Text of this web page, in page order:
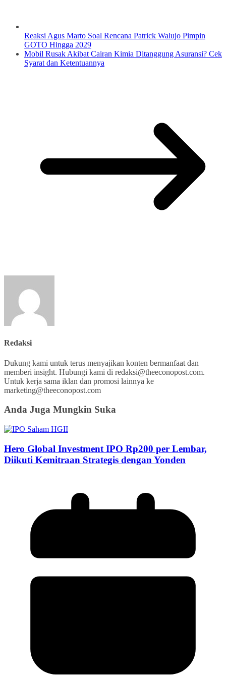
Reaksi Agus Marto Soal Rencana Patrick Walujo Pimpin
GOTO Hingga 2029
Mobil Rusak Akibat Cairan Kimia Ditanggung Asuransi? Cek
Syarat dan Ketentuannya
Redaksi
Dukung kami untuk terus menyajikan konten bermanfaat dan
memberi insight. Hubungi kami di redaksi@theeconopost.com.
Untuk kerja sama iklan dan promosi lainnya ke
marketing@theeconopost.com
Anda Juga Mungkin Suka
Hero Global Investment IPO Rp200 per Lembar,
Diikuti Kemitraan Strategis dengan Yonden